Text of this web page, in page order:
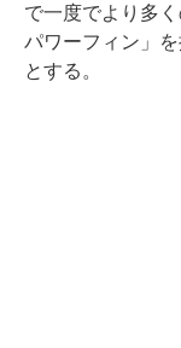
で一度でより多
パワーフィン」
とする。